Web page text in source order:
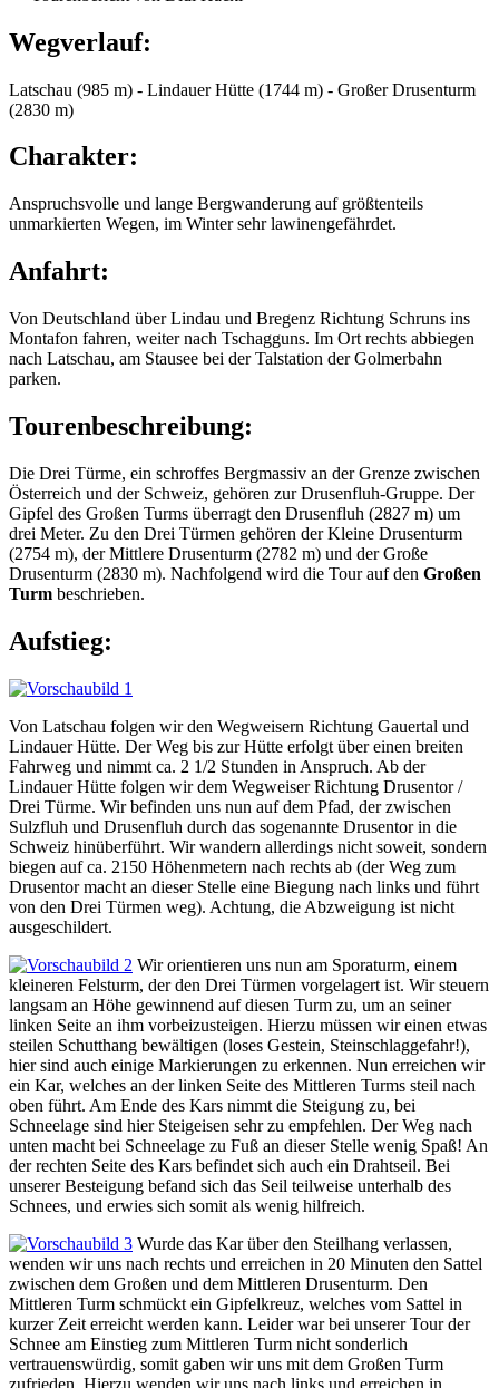
Wegverlauf:
Latschau (985 m) - Lindauer Hütte (1744 m) - Großer Drusenturm
(2830 m)
Charakter:
Anspruchsvolle und lange Bergwanderung auf größtenteils
unmarkierten Wegen, im Winter sehr lawinengefährdet.
Anfahrt:
Von Deutschland über Lindau und Bregenz Richtung Schruns ins
Montafon fahren, weiter nach Tschagguns. Im Ort rechts abbiegen
nach Latschau, am Stausee bei der Talstation der Golmerbahn
parken.
Tourenbeschreibung:
Die Drei Türme, ein schroffes Bergmassiv an der Grenze zwischen
Österreich und der Schweiz, gehören zur Drusenfluh-Gruppe. Der
Gipfel des Großen Turms überragt den Drusenfluh (2827 m) um
drei Meter. Zu den Drei Türmen gehören der Kleine Drusenturm
(2754 m), der Mittlere Drusenturm (2782 m) und der Große
Drusenturm (2830 m). Nachfolgend wird die Tour auf den Großen
Turm beschrieben.
Aufstieg:
Von Latschau folgen wir den Wegweisern Richtung Gauertal und
Lindauer Hütte. Der Weg bis zur Hütte erfolgt über einen breiten
Fahrweg und nimmt ca. 2 1/2 Stunden in Anspruch. Ab der
Lindauer Hütte folgen wir dem Wegweiser Richtung Drusentor /
Drei Türme. Wir befinden uns nun auf dem Pfad, der zwischen
Sulzfluh und Drusenfluh durch das sogenannte Drusentor in die
Schweiz hinüberführt. Wir wandern allerdings nicht soweit, sondern
biegen auf ca. 2150 Höhenmetern nach rechts ab (der Weg zum
Drusentor macht an dieser Stelle eine Biegung nach links und führt
von den Drei Türmen weg). Achtung, die Abzweigung ist nicht
ausgeschildert.
Wir orientieren uns nun am Sporaturm, einem
kleineren Felsturm, der den Drei Türmen vorgelagert ist. Wir steuern
langsam an Höhe gewinnend auf diesen Turm zu, um an seiner
linken Seite an ihm vorbeizusteigen. Hierzu müssen wir einen etwas
steilen Schutthang bewältigen (loses Gestein, Steinschlaggefahr!),
hier sind auch einige Markierungen zu erkennen. Nun erreichen wir
ein Kar, welches an der linken Seite des Mittleren Turms steil nach
oben führt. Am Ende des Kars nimmt die Steigung zu, bei
Schneelage sind hier Steigeisen sehr zu empfehlen. Der Weg nach
unten macht bei Schneelage zu Fuß an dieser Stelle wenig Spaß! An
der rechten Seite des Kars befindet sich auch ein Drahtseil. Bei
unserer Besteigung befand sich das Seil teilweise unterhalb des
Schnees, und erwies sich somit als wenig hilfreich.
Wurde das Kar über den Steilhang verlassen,
wenden wir uns nach rechts und erreichen in 20 Minuten den Sattel
zwischen dem Großen und dem Mittleren Drusenturm. Den
Mittleren Turm schmückt ein Gipfelkreuz, welches vom Sattel in
kurzer Zeit erreicht werden kann. Leider war bei unserer Tour der
Schnee am Einstieg zum Mittleren Turm nicht sonderlich
vertrauenswürdig, somit gaben wir uns mit dem Großen Turm
zufrieden. Hierzu wenden wir uns nach links und erreichen in